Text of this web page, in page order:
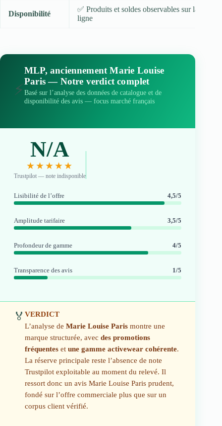
Disponibilité
✅ Produits et soldes observables sur la
ligne
⚡
MLP, anciennement Marie Louise
Paris — Notre verdict complet
Basé sur l’analyse des données de catalogue et de
disponibilité des avis — focus marché français
N/A
★★★★★
Trustpilot — note indisponible
Lisibilité de l’offre 4,5/5
Amplitude tarifaire 3,5/5
Profondeur de gamme 4/5
Transparence des avis 1/5
🏅 VERDICT
L’analyse de Marie Louise Paris montre une
marque structurée, avec des promotions
fréquentes et une gamme activewear cohérente.
La réserve principale reste l’absence de note
Trustpilot exploitable au moment du relevé. Il
ressort donc un avis Marie Louise Paris prudent,
fondé sur l’offre commerciale plus que sur un
corpus client vérifié.